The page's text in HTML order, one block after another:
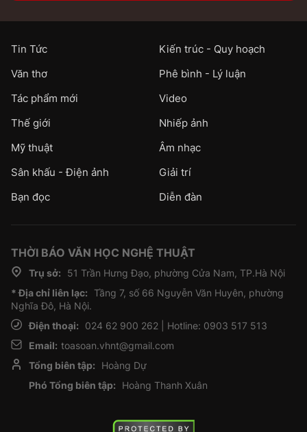
Tin Tức
Kiến trúc - Quy hoạch
Văn thơ
Phê bình - Lý luận
Tác phẩm mới
Video
Thế giới
Nhiếp ảnh
Mỹ thuật
Âm nhạc
Sân khấu - Điện ảnh
Giải trí
Bạn đọc
Diễn đàn
THỜI BÁO VĂN HỌC NGHỆ THUẬT
Trụ sở:
51 Trần Hưng Đạo, phường Cửa Nam, TP.Hà Nội
* Địa chỉ liên lạc: Tầng 7, số 66 Nguyễn Văn Huyên, phường
Nghĩa Đô, Hà Nội.
Điện thoại:
024 62 900 262 | Hotline: 0903 517 513
Email: toasoan.vhnt@gmail.com
Tổng biên tập:
Hoàng Dự
Phó Tổng biên tập:
Hoàng Thanh Xuân